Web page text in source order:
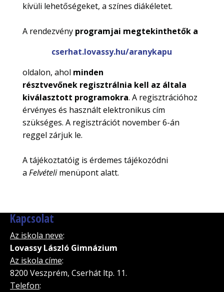
kívüli lehetőségeket, a színes diákéletet.
A rendezvényprogramjai megtekinthetők a
cserhat.lovassy.hu/aranykapu
oldalon, ahol minden
résztvevőnek regisztrálnia kell az általa
kiválasztott programokra. A regisztrációhoz
érvényes és használt elektronikus cím
szükséges. A regisztrációt november 6-án
reggel zárjuk le.
A tájékoztatóig is érdemes tájékozódni
a Felvételimenüpont alatt.
Kapcsolat
Az iskola neve:
Lovassy László Gimnázium
Az iskola címe:
8200 Veszprém, Cserhát ltp. 11.
Telefon: